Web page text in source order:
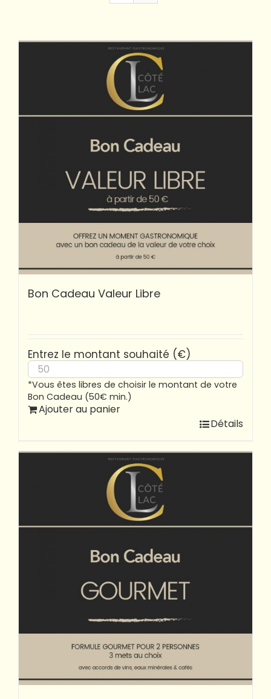
Bon Cadeau Valeur Libre
Entrez le montant souhaité (€)
*Vous êtes libres de choisir le montant de votre
Bon Cadeau (50€ min.)
Ajouter au panier
Détails